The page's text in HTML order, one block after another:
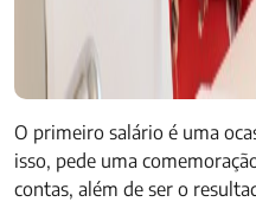
O primeiro salário é uma
isso, pede uma
contas, além de ser o